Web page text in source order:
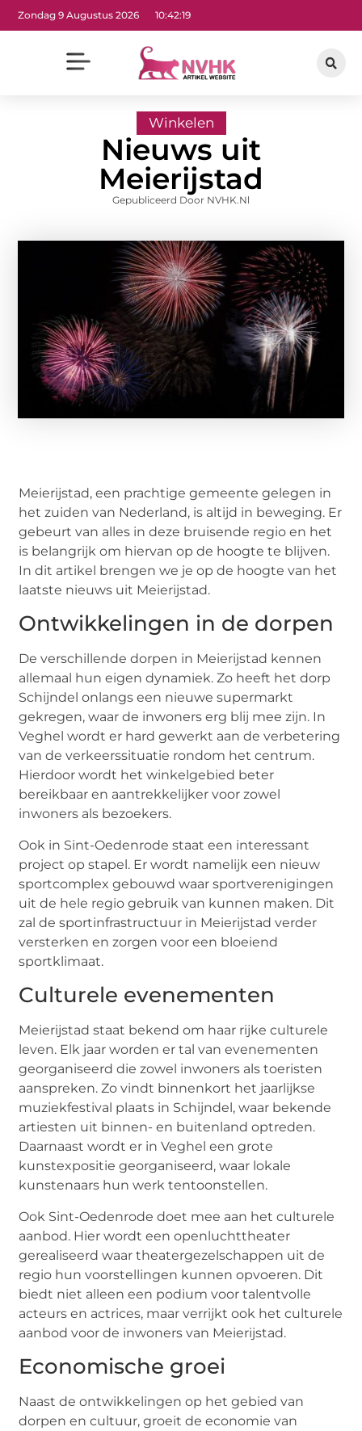
Zondag 9 Augustus 2026 10:42:21
Winkelen
Nieuws uit
Meierijstad
Gepubliceerd Door NVHK.nl
Meierijstad, een prachtige gemeente gelegen in
het zuiden van Nederland, is altijd in beweging. Er
gebeurt van alles in deze bruisende regio en het
is belangrijk om hiervan op de hoogte te blijven.
In dit artikel brengen we je op de hoogte van het
laatste nieuws uit Meierijstad.
Ontwikkelingen in de dorpen
De verschillende dorpen in Meierijstad kennen
allemaal hun eigen dynamiek. Zo heeft het dorp
Schijndel onlangs een nieuwe supermarkt
gekregen, waar de inwoners erg blij mee zijn. In
Veghel wordt er hard gewerkt aan de verbetering
van de verkeerssituatie rondom het centrum.
Hierdoor wordt het winkelgebied beter
bereikbaar en aantrekkelijker voor zowel
inwoners als bezoekers.
Ook in Sint-Oedenrode staat een interessant
project op stapel. Er wordt namelijk een nieuw
sportcomplex gebouwd waar sportverenigingen
uit de hele regio gebruik van kunnen maken. Dit
zal de sportinfrastructuur in Meierijstad verder
versterken en zorgen voor een bloeiend
sportklimaat.
Culturele evenementen
Meierijstad staat bekend om haar rijke culturele
leven. Elk jaar worden er tal van evenementen
georganiseerd die zowel inwoners als toeristen
aanspreken. Zo vindt binnenkort het jaarlijkse
muziekfestival plaats in Schijndel, waar bekende
artiesten uit binnen- en buitenland optreden.
Daarnaast wordt er in Veghel een grote
kunstexpositie georganiseerd, waar lokale
kunstenaars hun werk tentoonstellen.
Ook Sint-Oedenrode doet mee aan het culturele
aanbod. Hier wordt een openluchttheater
gerealiseerd waar theatergezelschappen uit de
regio hun voorstellingen kunnen opvoeren. Dit
biedt niet alleen een podium voor talentvolle
acteurs en actrices, maar verrijkt ook het culturele
aanbod voor de inwoners van Meierijstad.
Economische groei
Naast de ontwikkelingen op het gebied van
dorpen en cultuur, groeit de economie van